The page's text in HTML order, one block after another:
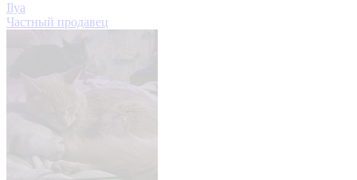
Ilya
Частный продавец